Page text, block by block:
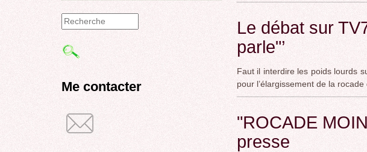
Le débat sur
parle"’
Faut il interdire les poids lourds
pour l’élargissement de la
"ROCADE
presse
Formulaire
de
Me contacter